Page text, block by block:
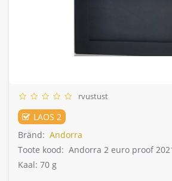
rvustust
LAOS 2
Bränd: Andorra
Toote kood: Andorra 2 euro proof
Kaal: 70 g